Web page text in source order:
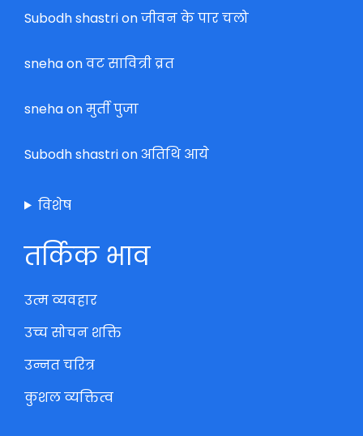
Subodh shastrionजीवन के पार चलो
snehaonवट सावित्री व्रत
snehaonमुर्ती पुजा
Subodh shastrionअतिथि आये
विशेष
तर्किक भाव
उत्म व्यवहार
उच्च सोचन शक्ति
उन्नत चरित्र
कुशल व्यक्तित्व